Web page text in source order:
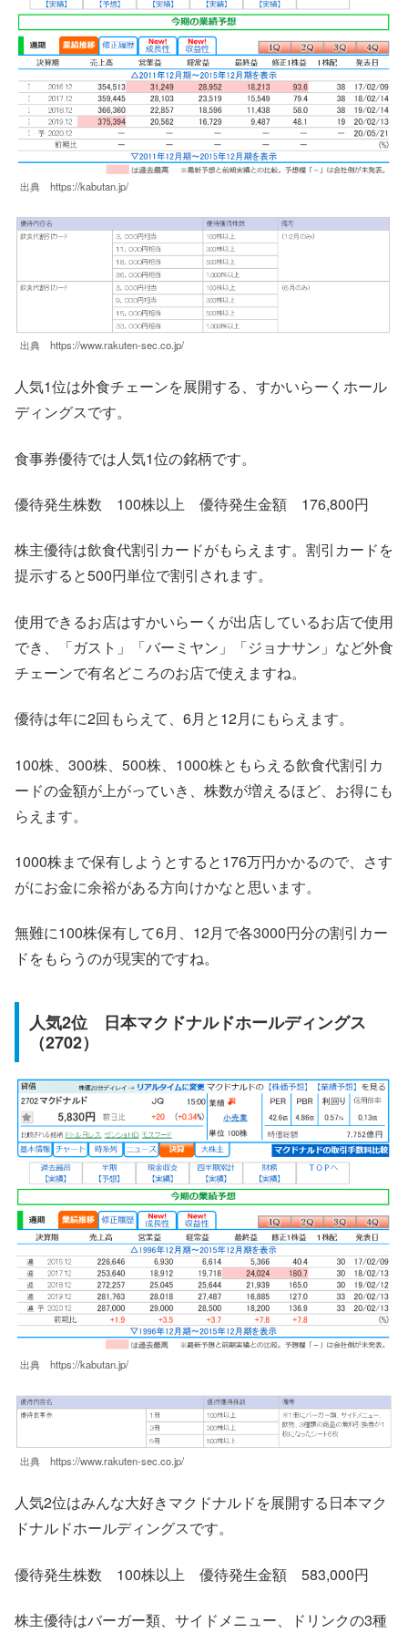
出典 https://kabutan.jp/
出典 https://www.rakuten-sec.co.jp/
人気1位は外食チェーンを展開する、すかいらーくホール
ディングスです。
食事券優待では人気1位の銘柄です。
優待発生株数 100株以上 優待発生金額 176,800円
株主優待は飲食代割引カードがもらえます。割引カードを
提示すると500円単位で割引されます。
使用できるお店はすかいらーくが出店しているお店で使用
でき、「ガスト」「バーミヤン」「ジョナサン」など外食
チェーンで有名どころのお店で使えますね。
優待は年に2回もらえて、6月と12月にもらえます。
100株、300株、500株、1000株ともらえる飲食代割引カ
ードの金額が上がっていき、株数が増えるほど、お得にも
らえます。
1000株まで保有しようとすると176万円かかるので、さす
がにお金に余裕がある方向けかなと思います。
無難に100株保有して6月、12月で各3000円分の割引カー
ドをもらうのが現実的ですね。
人気2位 日本マクドナルドホールディングス
（2702）
出典 https://kabutan.jp/
出典 https://www.rakuten-sec.co.jp/
人気2位はみんな大好きマクドナルドを展開する日本マク
ドナルドホールディングスです。
優待発生株数 100株以上 優待発生金額 583,000円
株主優待はバーガー類、サイドメニュー、ドリンクの3種